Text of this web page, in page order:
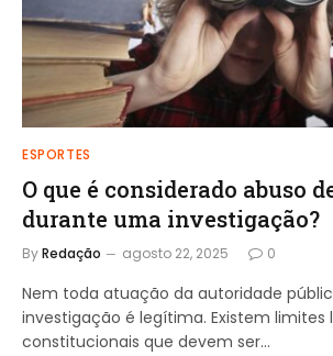
ESPORTES
O que é considerado abuso
durante uma investigação?
ByRedação agosto 22, 2025 0
Nem toda atuação da autoridade
investigação é legítima. Existem limites
constitucionais que devem ser…